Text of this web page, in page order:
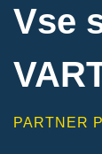
Vse
PARTNER